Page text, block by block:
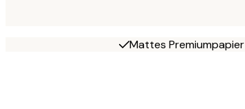
Mattes Premiumpapier